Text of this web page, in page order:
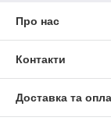
Про нас
Контакти
Доставка та